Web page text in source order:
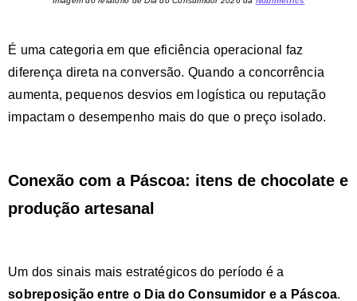
É uma categoria em que eficiência operacional faz
diferença direta na conversão. Quando a concorrência
aumenta, pequenos desvios em logística ou reputação
impactam o desempenho mais do que o preço isolado.
Conexão com a Páscoa: itens de chocolate e
produção artesanal
Um dos sinais mais estratégicos do período é a
sobreposição entre o Dia do Consumidor e a Páscoa.